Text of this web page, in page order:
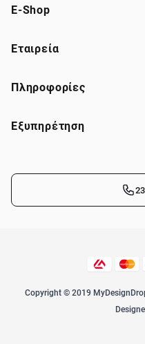
E-Shop
Εταιρεία
Πληροφορίες
Εξυπηρέτηση
Copyright © 2019